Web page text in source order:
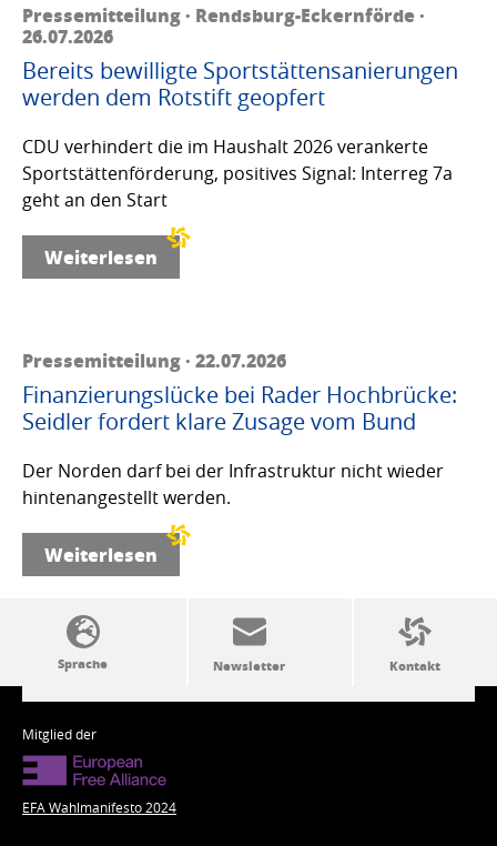
Pressemitteilung · Rendsburg-Eckernförde ·
26.07.2026
Bereits bewilligte Sportstättensanierungen
werden dem Rotstift geopfert
CDU verhindert die im Haushalt 2026 verankerte
Sportstättenförderung, positives Signal: Interreg 7a
geht an den Start
Weiterlesen
Pressemitteilung · 22.07.2026
Finanzierungslücke bei Rader Hochbrücke:
Seidler fordert klare Zusage vom Bund
Der Norden darf bei der Infrastruktur nicht wieder
hintenangestellt werden.
Weiterlesen
SSW-Politik von A bis Z
Mitglied der
EFA Wahlmanifesto 2024